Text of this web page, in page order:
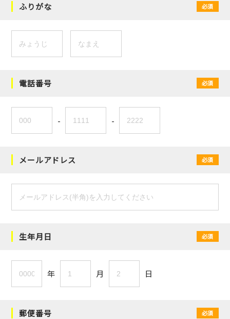
ふりがな 必須
電話番号 必須
- -
メールアドレス 必須
生年月日 必須
年 月 日
郵便番号 必須